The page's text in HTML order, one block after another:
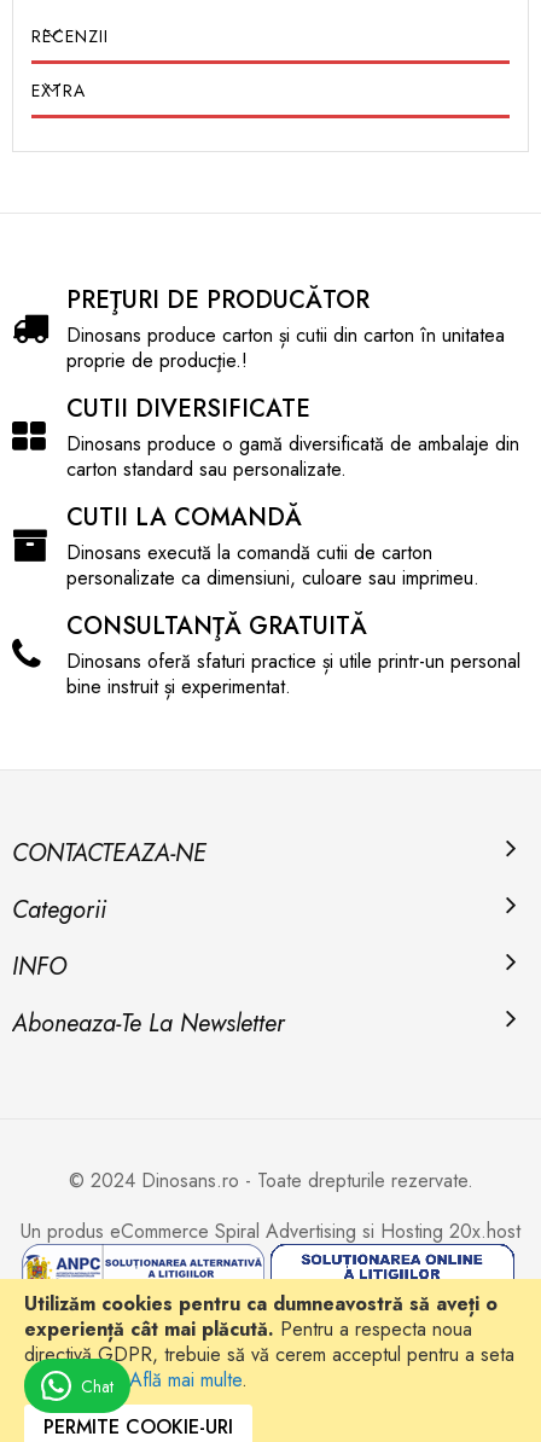
Utilizăm cookies pentru ca dumneavostră să aveți o
experiență cât mai plăcută. Pentru a respecta noua
directivă GDPR, trebuie să vă cerem acceptul pentru a seta
cookie-urile. Află mai multe.
PERMITE COOKIE-URI
RECENZII
EXTRA
PREŢURI DE PRODUCĂTOR
Dinosans produce carton și cutii din carton în unitatea
proprie de producţie.!
CUTII DIVERSIFICATE
Dinosans produce o gamă diversificată de ambalaje din
carton standard sau personalizate.
CUTII LA COMANDĂ
Dinosans execută la comandă cutii de carton
personalizate ca dimensiuni, culoare sau imprimeu.
CONSULTANŢĂ GRATUITĂ
Dinosans oferă sfaturi practice și utile printr-un personal
bine instruit și experimentat.
CONTACTEAZA-NE
Categorii
INFO
Aboneaza-Te La Newsletter
© 2024 Dinosans.ro - Toate drepturile rezervate.
Un produs eCommerce Spiral Advertising si Hosting 20x.host
Chat